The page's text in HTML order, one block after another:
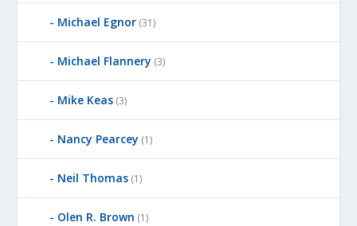
Michael Egnor (31)
Michael Flannery (3)
Mike Keas (3)
Nancy Pearcey (1)
Neil Thomas (1)
Olen R. Brown (1)